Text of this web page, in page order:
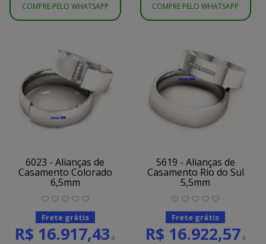
COMPRE PELO WHATSAPP COMPRE PELO WHATSAPP
6023 - Alianças de
Casamento Colorado
6,5mm
Frete grátis
R$ 16.917,43 à
5619 - Alianças de
Casamento Rio do Sul
5,5mm
Frete grátis
R$ 16.922,57 à